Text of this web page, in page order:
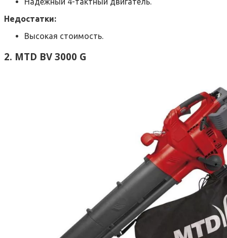
Недостатки:
Высокая стоимость.
2. MTD BV 3000 G